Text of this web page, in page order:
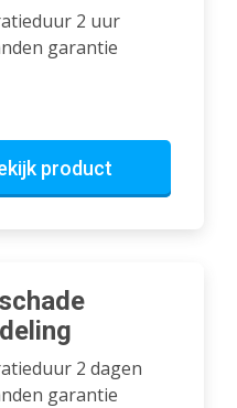
2 uur
garantie
product
2 dagen
garantie